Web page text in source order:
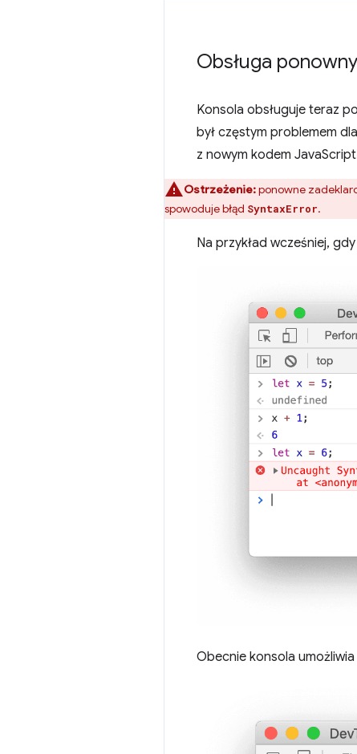
Obsługa
Konsola obsługuje teraz
był częstym problemem
z nowym kodem
Ostrzeżenie:ponowne
spowoduje błąd SyntaxError.
Na przykład wcześniej,
Obecnie konsola